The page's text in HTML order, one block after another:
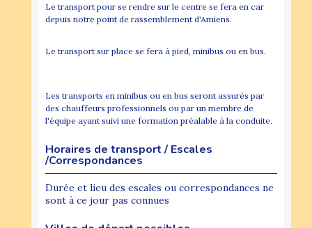
Le transport pour se rendre sur le centre se fera en car
depuis notre point de rassemblement d'Amiens.
Le transport sur place se fera à pied, minibus ou en bus.
Les transports en minibus ou en bus seront assurés par
des chauffeurs professionnels ou par un membre de
l'équipe ayant suivi une formation préalable à la conduite.
Horaires de transport / Escales
/Correspondances
Durée et lieu des escales ou correspondances ne
sont à ce jour pas connues